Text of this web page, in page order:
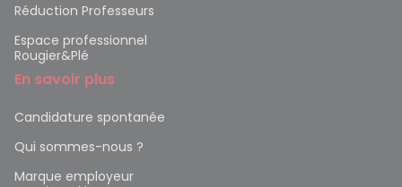
Réduction Professeurs
Espace professionnel
Rougier&Plé
En savoir plus
Candidature spontanée
Qui sommes-nous ?
Marque employeur